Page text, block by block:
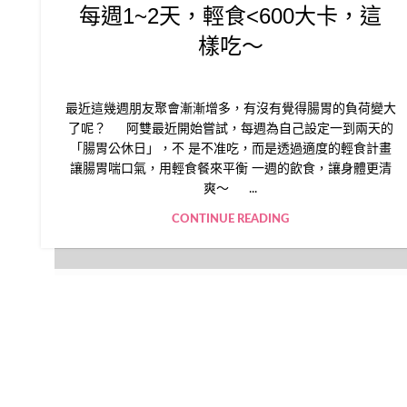
每週1~2天，輕食<600大卡，這
樣吃～
最近這幾週朋友聚會漸漸增多，有沒有覺得腸胃的負荷變大
了呢？ 阿雙最近開始嘗試，每週為自己設定一到兩天的
「腸胃公休日」，不 是不准吃，而是透過適度的輕食計畫
讓腸胃喘口氣，用輕食餐來平衡 一週的飲食，讓身體更清
爽～ ...
CONTINUE READING